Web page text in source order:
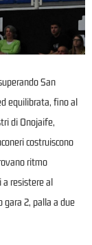
San
equilibrata, fino al
di Onojaife,
costruiscono
ritmo
a resistere al
gara 2, palla a due